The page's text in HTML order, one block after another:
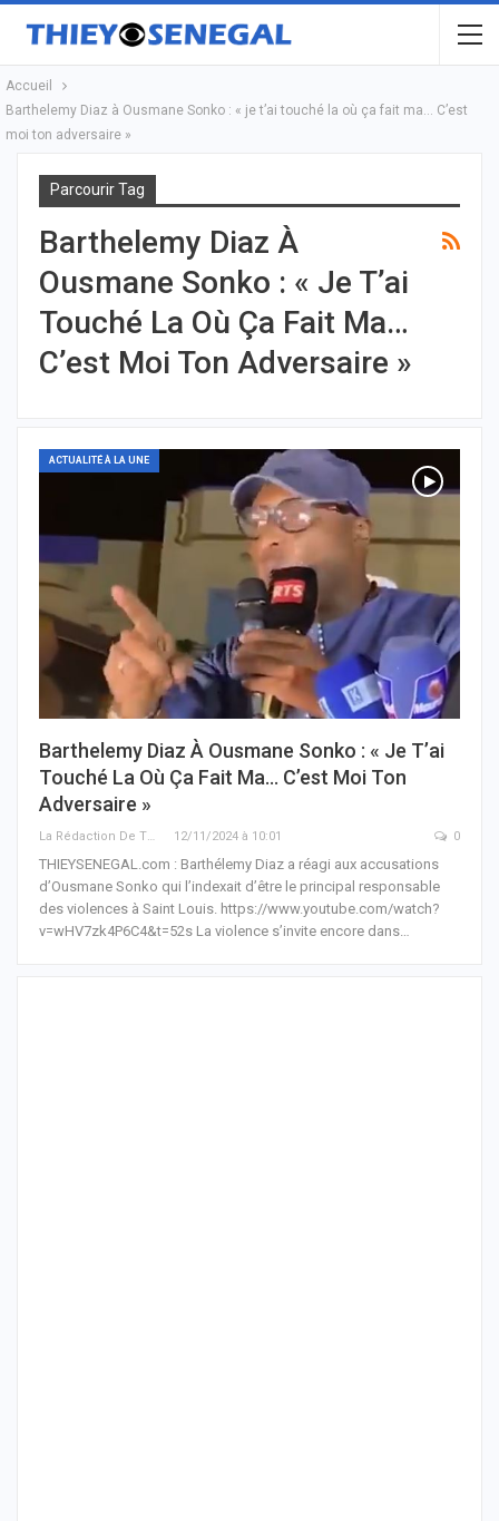
Accueil
Barthelemy Diaz à Ousmane Sonko : « je t’ai touché la où ça fait ma… C’est
moi ton adversaire »
Parcourir Tag
Barthelemy Diaz À
Ousmane Sonko : « Je T’ai
Touché La Où Ça Fait Ma…
C’est Moi Ton Adversaire »
ACTUALITÉ À LA UNE
Barthelemy Diaz À Ousmane Sonko : « Je T’ai
Touché La Où Ça Fait Ma… C’est Moi Ton
Adversaire »
12/11/2024 à 10:01 0
THIEYSENEGAL.com : Barthélemy Diaz a réagi aux accusations
d’Ousmane Sonko qui l’indexait d’être le principal responsable
des violences à Saint Louis. https://www.youtube.com/watch?
v=wHV7zk4P6C4&t=52s La violence s’invite encore dans…